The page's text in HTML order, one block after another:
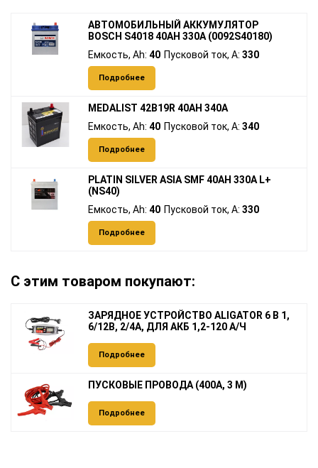
АВТОМОБИЛЬНЫЙ АККУМУЛЯТОР
BOSCH S4018 40AH 330A (0092S40180)
Емкость, Ah: 40 Пусковой ток, A: 330
Подробнее
MEDALIST 42B19R 40AH 340A
Емкость, Ah: 40 Пусковой ток, A: 340
Подробнее
PLATIN SILVER ASIA SMF 40AH 330A L+
(NS40)
Емкость, Ah: 40 Пусковой ток, A: 330
Подробнее
С этим товаром покупают:
ЗАРЯДНОЕ УСТРОЙСТВО ALIGATOR 6 В 1,
6/12В, 2/4А, ДЛЯ АКБ 1,2-120 А/Ч
Подробнее
ПУСКОВЫЕ ПРОВОДА (400А, 3 М)
Подробнее